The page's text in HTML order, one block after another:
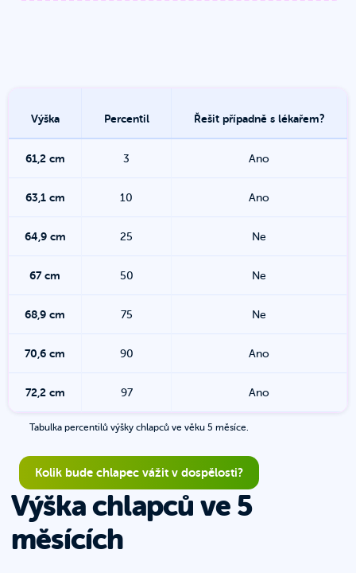
Výška Percentil Řešit případně s lékařem?
61,2cm 3 Ano
63,1cm 10 Ano
64,9cm 25 Ne
67cm 50 Ne
68,9 cm 75 Ne
70,6 cm 90 Ano
72,2cm 97 Ano
Tabulka percentilů výšky chlapců ve věku 5 měsíce.
Kolik bude chlapec vážit v dospělosti?
Výška chlapcůve 5
měsících